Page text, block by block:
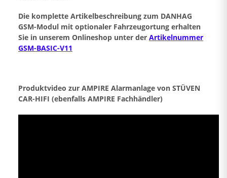
Die komplette Artikelbeschreibung zum DANHAG
GSM-Modul mit optionaler Fahrzeugortung erhalten
Sie in unserem Onlineshop unter der Artikelnummer
GSM-BASIC-V11
Produktvideo zur AMPIRE Alarmanlage von STÜVEN
CAR-HIFI (ebenfalls AMPIRE Fachhändler)